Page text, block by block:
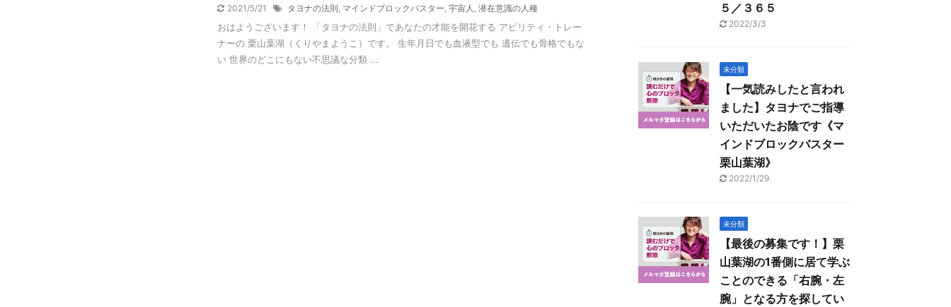
2021/5/21 タヨナの法則, マインドブロックバスター, 宇宙人 , 潜在意識の人種
おはようございます！ 「タヨナの法則」であなたの才能を開花する アビリティ・トレー
ナーの 栗山葉湖（くりやまようこ）です。 生年月日でも血液型でも 遺伝でも骨格でもな
い 世界のどこにもない不思議な分類 ...
５／３６５
2022/3/3
未分類
【一気読みしたと言われ
ました】タヨナでご指導
いただいたお陰です《マ
インドブロックバスター
栗山葉湖》
2022/1/29
未分類
【最後の募集です！】栗
山葉湖の1番側に居て学ぶ
ことのできる「右腕・左
腕」となる方を探してい